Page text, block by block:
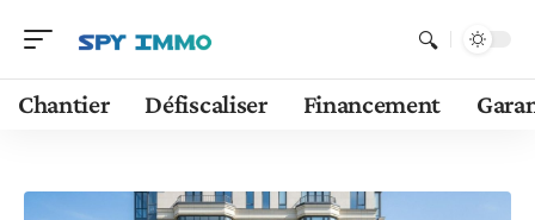
Chantier Défiscaliser Financement